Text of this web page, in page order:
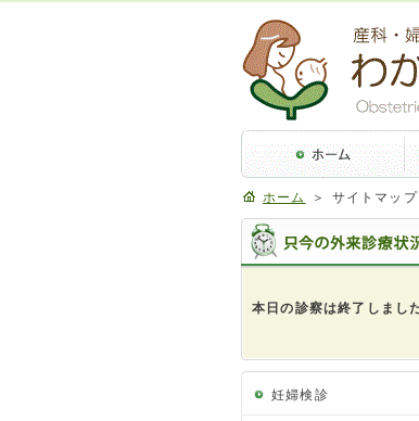
ホーム ＞ サイトマップ
妊婦検診